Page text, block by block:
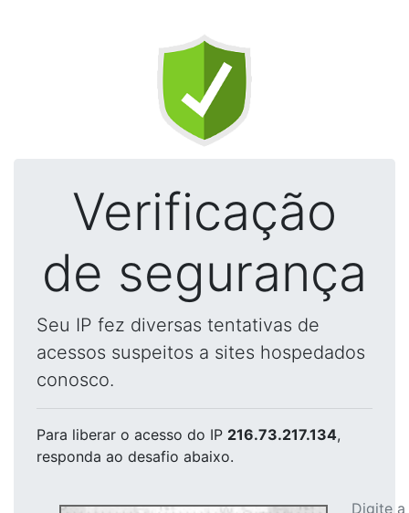
Verificação
de segurança
Seu IP fez diversas tentativas de
acessos suspeitos a sites hospedados
conosco.
Para liberar o acesso do IP 216.73.217.134,
responda ao desafio abaixo.
Digite